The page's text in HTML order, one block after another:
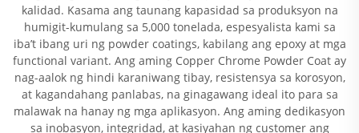
kalidad. Kasama ang taunang kapasidad sa produksyon na
humigit-kumulang sa 5,000 tonelada, espesyalista kami sa
iba’t ibang uri ng powder coatings, kabilang ang epoxy at mga
functional variant. Ang aming Copper Chrome Powder Coat ay
nag-aalok ng hindi karaniwang tibay, resistensya sa korosyon,
at kagandahang panlabas, na ginagawang ideal ito para sa
malawak na hanay ng mga aplikasyon. Ang aming dedikasyon
sa inobasyon, integridad, at kasiyahan ng customer ang